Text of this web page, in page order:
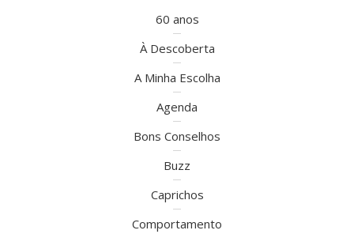
60 anos
À Descoberta
A Minha Escolha
Agenda
Bons Conselhos
Buzz
Caprichos
Comportamento